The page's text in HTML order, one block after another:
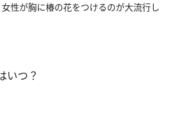
性が胸に椿の花をつけるのが大流行し
いつ？